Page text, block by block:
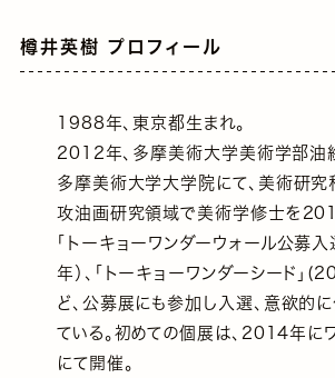
樽井英樹 プロフィール
1988年、東京都生まれ。
2012年、多摩美術大学美術学部油
多摩美術大学大学院にて、美術研
攻油画研究領域で美術学修士を
「トーキョーワンダーウォール公募
年）、「トーキョーワンダーシード」
ど、公募展にも参加し入選、意欲的
ている。初めての個展は、2014年に
にて開催。